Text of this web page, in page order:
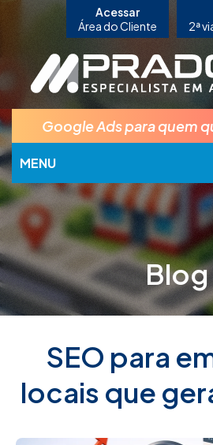
Acessar
Área do Cliente
2ª
Google Ads para quem
MENU
Blog
SEO para
locais que